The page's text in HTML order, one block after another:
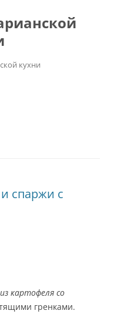
кухни
спаржи с
картофеля со
гренками.